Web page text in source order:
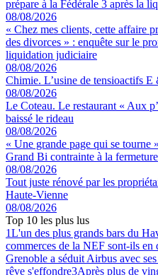
prépare à la Fédérale 3 après la
08/08/2026
« Chez mes clients, cette affaire
des divorces » : enquête sur le
liquidation judiciaire
08/08/2026
Chimie. L’usine de tensioactifs
08/08/2026
Le Coteau. Le restaurant « Aux
baissé le rideau
08/08/2026
« Une grande page qui se tourne
Grand Bi contrainte à la fermeture
08/08/2026
Tout juste rénové par les
Haute-Vienne
08/08/2026
Top 10 les plus lus
1L'un des plus grands bars du
commerces de la NEF sont-ils en
Grenoble a séduit Airbus avec
rêve s'effondre3Après plus de